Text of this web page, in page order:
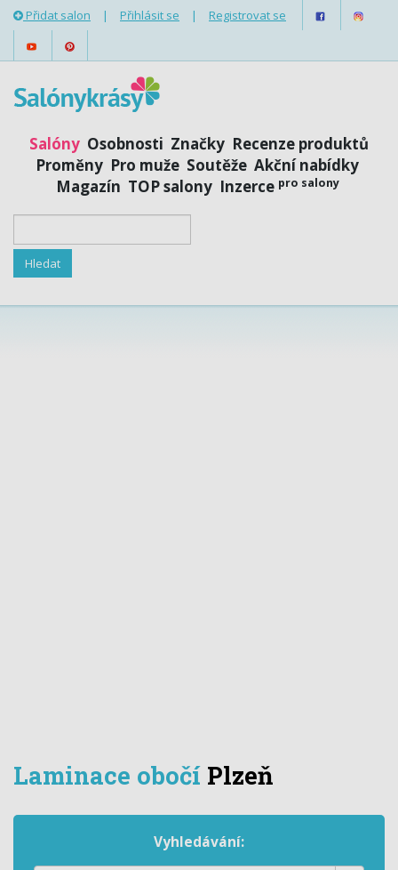
Přidat salon | Přihlásit se | Registrovat se
Salóny Osobnosti Značky Recenze produktů
Proměny Pro muže Soutěže Akční nabídky
Magazín TOP salony Inzerce pro salony
Laminace obočí Plzeň
Vyhledávání: